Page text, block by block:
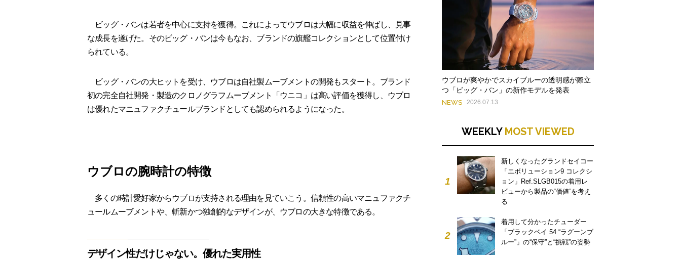
ビッグ・バンは若者を中心に支持を獲得。これによってウブロは大幅に収益を伸ばし、見事
な成長を遂げた。そのビッグ・バンは今もなお、ブランドの旗艦コレクションとして位置付け
られている。
ビッグ・バンの大ヒットを受け、ウブロは自社製ムーブメントの開発もスタート。ブランド
初の完全自社開発・製造のクロノグラフムーブメント「ウニコ」は高い評価を獲得し、ウブロ
は優れたマニュファクチュールブランドとしても認められるようになった。
ウブロの腕時計の特徴
多くの時計愛好家からウブロが支持される理由を見ていこう。信頼性の高いマニュファクチ
ュールムーブメントや、斬新かつ独創的なデザインが、ウブロの大きな特徴である。
デザイン性だけじゃない。優れた実用性
ウブロが爽やかでスカイブルーの透明感が際立
つ「ビッグ・バン」の新作モデルを発表
NEWS 2026.07.13
WEEKLY MOST VIEWED
1
新しくなったグランドセイコー
「エボリューション9 コレクシ
ョン」Ref.SLGB015の着用レ
ビューから製品の“価値”を考え
る
2
着用して分かったチューダー
「ブラックベイ 54 “ラグーンブ
ルー”」の“保守”と“挑戦”の姿勢